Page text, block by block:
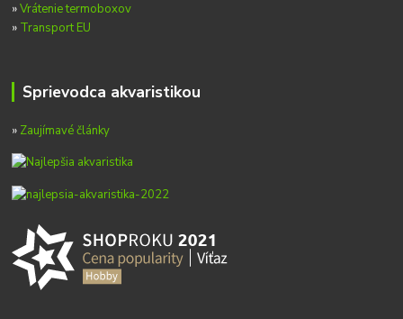
»Vrátenie termoboxov
» Transport EU
Sprievodca akvaristikou
» Zaujímavé články